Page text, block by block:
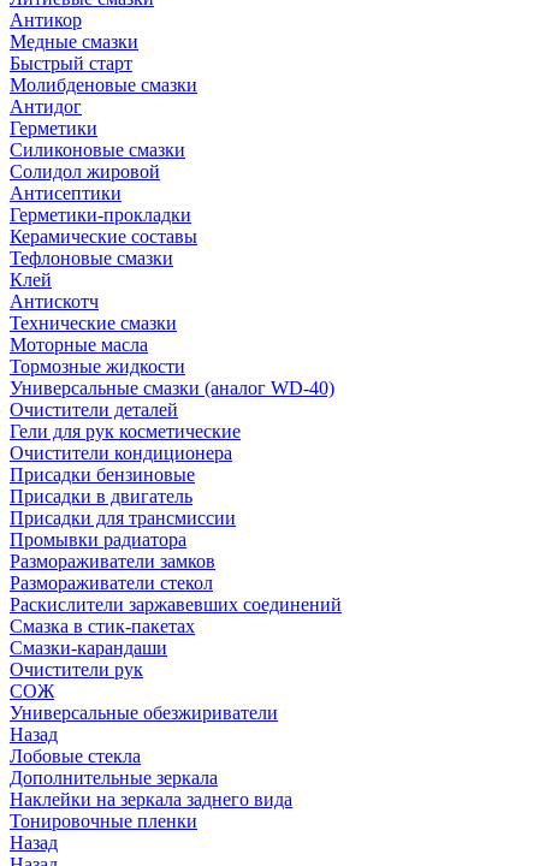
Антикор
Медные смазки
Быстрый старт
Молибденовые смазки
Антидог
Герметики
Силиконовые смазки
Солидол жировой
Антисептики
Герметики-прокладки
Керамические составы
Тефлоновые смазки
Клей
Антискотч
Технические смазки
Моторные масла
Тормозные жидкости
Универсальные смазки (аналог WD-40)
Очистители деталей
Гели для рук косметические
Очистители кондиционера
Присадки бензиновые
Присадки в двигатель
Присадки для трансмиссии
Промывки радиатора
Размораживатели замков
Размораживатели стекол
Раскислители заржавевших соединений
Смазка в стик-пакетах
Смазки-карандаши
Очистители рук
СОЖ
Универсальные обезжириватели
Назад
Лобовые стекла
Дополнительные зеркала
Наклейки на зеркала заднего вида
Тонировочные пленки
Назад